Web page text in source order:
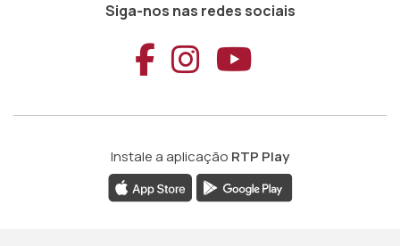
Siga-nos nas redes sociais
Aceder ao
Aceder ao
Aceder
Instale a aplicação RTP Play